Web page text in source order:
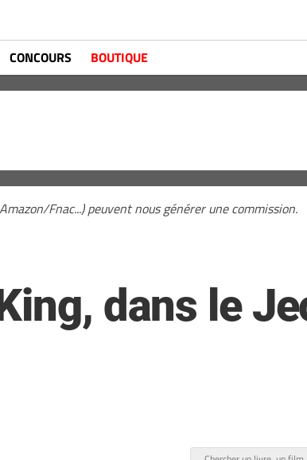
CONCOURS BOUTIQUE
Fnac...) peuvent nous générer une commission.
dans le